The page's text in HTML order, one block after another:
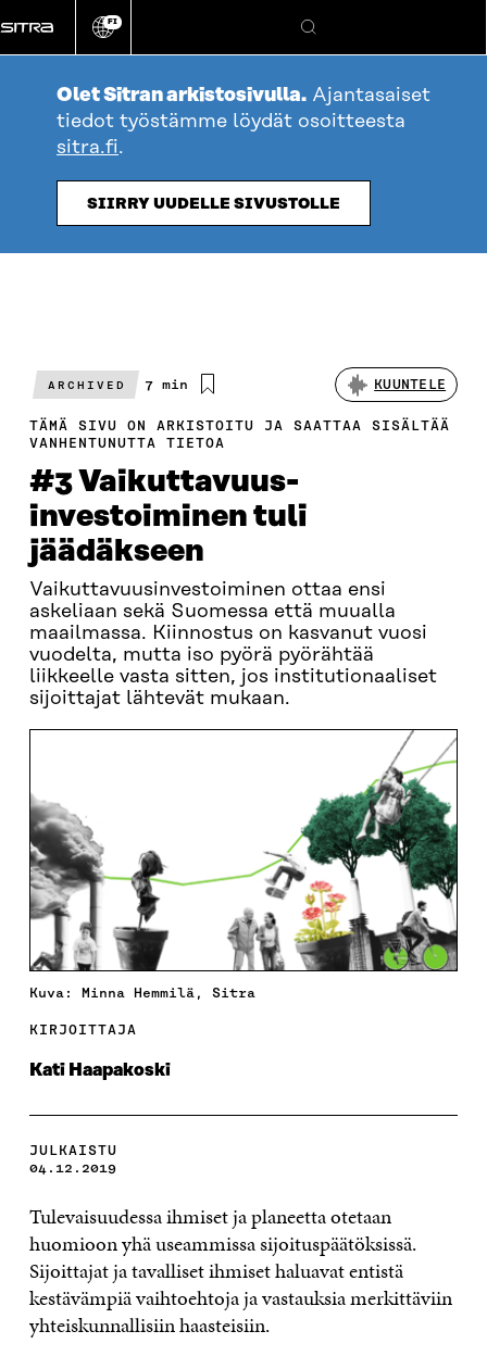
suoraan
sisältöön
Vaihda
kieli
FI
Hae
Olet Sitran arkistosivulla. Ajantasaiset
tiedot työstämme löydät osoitteesta
sitra.fi.
SIIRRY UUDELLE SIVUSTOLLE
ARCHIVED
Arvioitu
7 min KUUNTELE
TÄMÄ SIVU ON ARKISTOITU JA SAATTAA SISÄLTÄÄ
VANHENTUNUTTA TIETOA
#3 Vaikuttavuus­
investoiminen tuli
jäädäkseen
Vaikuttavuusinvestoiminen ottaa ensi
askeliaan sekä Suomessa että muualla
maailmassa. Kiinnostus on kasvanut vuosi
vuodelta, mutta iso pyörä pyörähtää
liikkeelle vasta sitten, jos institutionaaliset
sijoittajat lähtevät mukaan.
Kuva: Minna Hemmilä, Sitra
KIRJOITTAJA
Kati Haapakoski
JULKAISTU
04.12.2019
Tulevaisuudessa ihmiset ja planeetta otetaan
huomioon yhä useammissa sijoituspäätöksissä.
Sijoittajat ja tavalliset ihmiset haluavat entistä
kestävämpiä vaihtoehtoja ja vastauksia merkittäviin
yhteiskunnallisiin haasteisiin.